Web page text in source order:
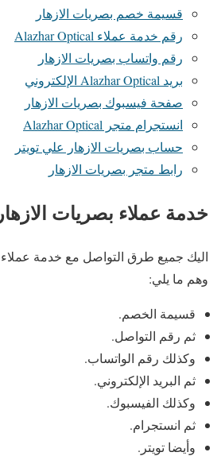
قسيمة خصم بصريات الازهار
رقم خدمة عملاء Alazhar Optical
رقم واتساب بصريات الازهار
بريد Alazhar Optical الإلكتروني
صفحة فيسبوك بصريات الازهار
انستجرام متجر Alazhar Optical
حساب بصريات الازهار علي تويتر
رابط متجر بصريات الازهار
خدمة عملاء بصريات الازهار
وهم ما يلي:
قسيمة الخصم.
ثم رقم التواصل.
وكذلك رقم الواتساب.
ثم البريد الإلكتروني.
وكذلك الفيسبوك.
ثم انستجرام.
وأيضا تويتر.